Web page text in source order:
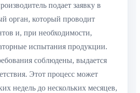
подает заявку в
орган, который проводит
и, при необходимости,
испытания продукции.
соблюдены, выдается
Этот процесс может
недель до нескольких месяцев,